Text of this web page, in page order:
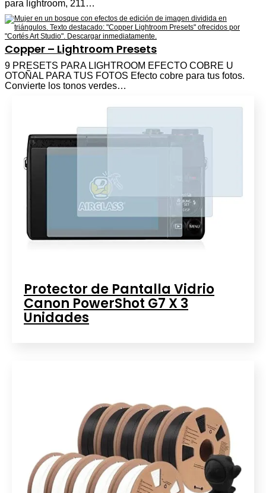
para lightroom, 211…
Copper – Lightroom Presets
9 PRESETS PARA LIGHTROOM EFECTO COBRE U
OTOÑAL PARA TUS FOTOS Efecto cobre para tus fotos.
Convierte los tonos verdes…
Protector de Pantalla Vidrio
Canon PowerShot G7 X 3
Unidades